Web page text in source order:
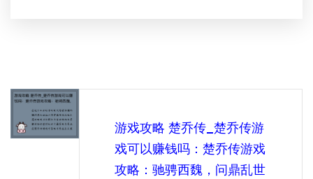
游戏攻略 楚乔传_楚乔传游
戏可以赚钱吗：楚乔传游戏
攻略：驰骋西魏，问鼎乱世